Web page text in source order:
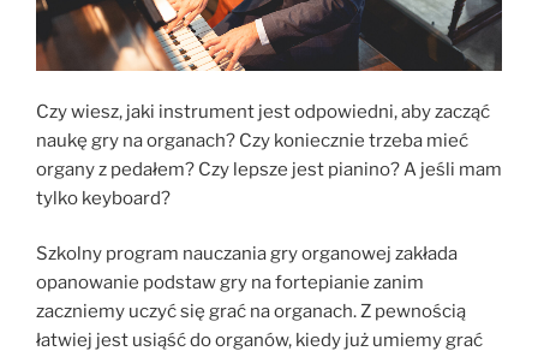
Czy wiesz, jaki instrument jest odpowiedni, aby zacząć
naukę gry na organach? Czy koniecznie trzeba mieć
organy z pedałem? Czy lepsze jest pianino? A jeśli mam
tylko keyboard?
Szkolny program nauczania gry organowej zakłada
opanowanie podstaw gry na fortepianie zanim
zaczniemy uczyć się grać na organach. Z pewnością
łatwiej jest usiąść do organów, kiedy już umiemy grać